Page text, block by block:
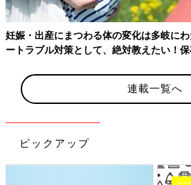
妊娠・出産にまつわる体の変化は多岐に
ートラブル対策として、絶対教えたい！
連載一覧へ
ピックアップ